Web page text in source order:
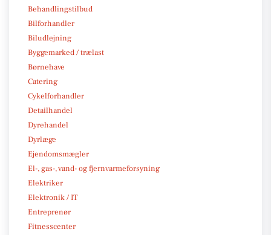
Behandlingstilbud
Bilforhandler
Biludlejning
Byggemarked / trælast
Børnehave
Catering
Cykelforhandler
Detailhandel
Dyrehandel
Dyrlæge
Ejendomsmægler
El-, gas-, vand- og fjernvarmeforsyning
Elektriker
Elektronik / IT
Entreprenør
Fitnesscenter